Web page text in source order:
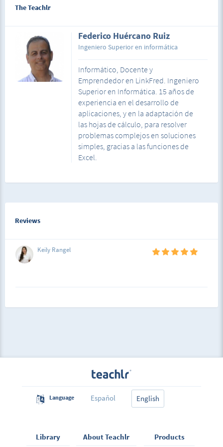
ejemplo si el usuario busca elegancia puede salir
vestidos de noche o si busca joven saca los
productos de la categoría juventud.
The Teachlr
Federico Huércano Ruiz
Ingeniero Superior en informática
Informático, Docente y
Emprendedor en LinkFred. Ingeniero
Superior en Informática. 15 años de
experiencia en el desarrollo de
aplicaciones, y en la adaptación de
las hojas de cálculo, para resolver
problemas complejos en soluciones
simples, gracias a las funciones de
Excel.
Reviews
Keily Rangel
Language Español English
Library About Teachlr Products